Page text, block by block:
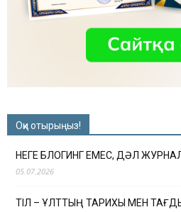
Оқи отырыңыз!
НЕГЕ БЛОГИНГ ЕМЕС, ДӘЛ
05.07.2026
ТІЛ – ҰЛТТЫҢ ТАРИХЫ МЕН